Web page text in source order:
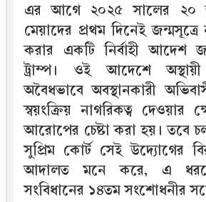
এর আগে ২০২৫ সালের ২০
মেয়াদের প্রথম দিনেই জন্মসূত্রে
করার একটি নির্বাহী আদেশ
ট্রাম্প। ওই আদেশে
অবৈধভাবে অবস্থানকারী
স্বয়ংক্রিয় নাগরিকত্ব দেওয়ার
আরোপের চেষ্টা করা হয়। তবে
সুপ্রিম কোর্ট সেই উদ্যোগের
আদালত মনে করে, এ
সংবিধানের ১৪তম সংশোধনীর